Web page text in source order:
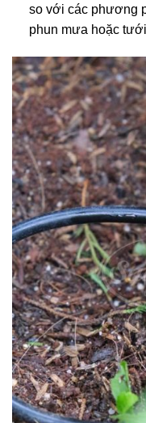
so với các phương
phun mưa hoặc